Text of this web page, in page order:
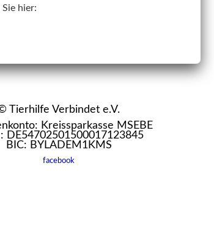
hier:
Tierhilfe Verbindet e.V.
Kreissparkasse MSEBE
DE54702501500017123845
BIC: BYLADEM1KMS
facebook